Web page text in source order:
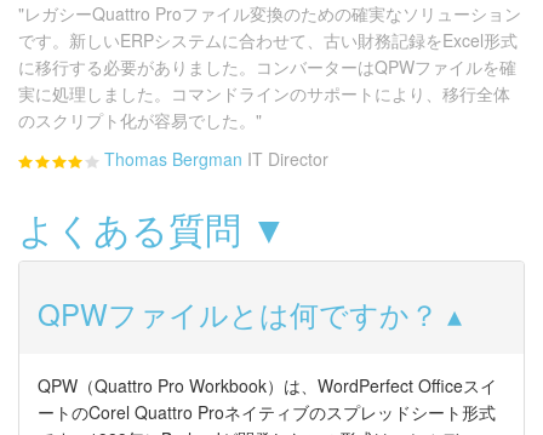
"レガシーQuattro Proファイル変換のための確実なソリューション
です。新しいERPシステムに合わせて、古い財務記録をExcel形式
に移行する必要がありました。コンバーターはQPWファイルを確
実に処理しました。コマンドラインのサポートにより、移行全体
のスクリプト化が容易でした。"
Thomas Bergman IT Director
よくある質問 ▼
QPWファイルとは何ですか？
QPW（Quattro Pro Workbook）は、WordPerfect Officeスイ
ートのCorel Quattro Proネイティブのスプレッドシート形式